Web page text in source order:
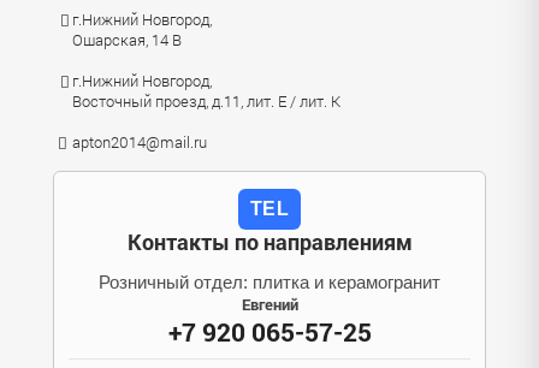
г.Нижний Новгород,
Ошарская, 14 В
г.Нижний Новгород,
Восточный проезд, д.11, лит. Е / лит. К
apton2014@mail.ru
TEL
Контакты по направлениям
Розничный отдел: плитка и керамогранит
Евгений
+7 920 065-57-25